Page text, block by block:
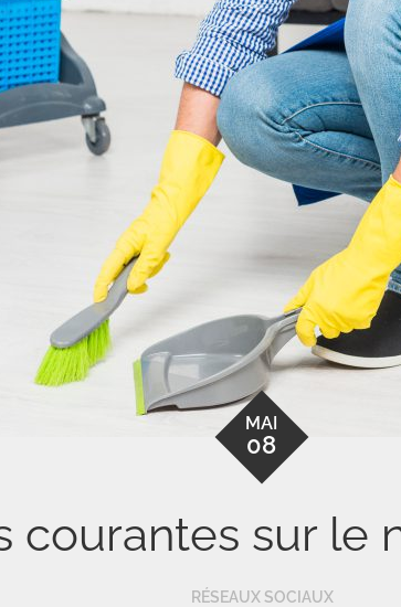
MAI
08
courantes sur le
RÉSEAUX SOCIAUX